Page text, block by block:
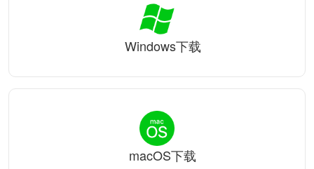
Windows下载
macOS下载